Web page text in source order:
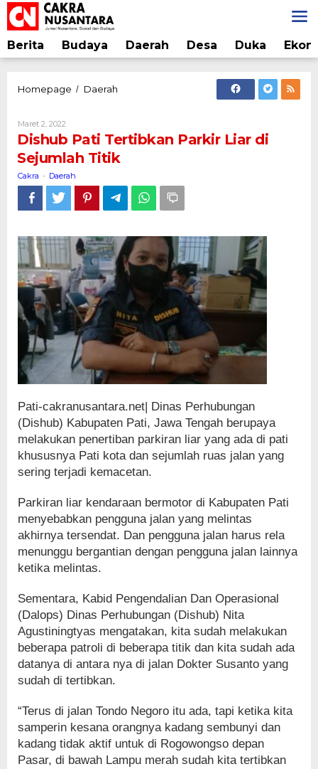
Lewati
ke
konten
Berita Budaya Daerah Desa Duka
Homepage / Daerah
Parkir
Liar
di
Titik
Maret 2, 2022
Cakra
Dishub Pati Tertibkan Parkir Liar di
Sejumlah Titik
Cakra - Daerah
Pati-cakranusantara.net| Dinas Perhubungan
(Dishub) Kabupaten Pati, Jawa Tengah berupaya
melakukan penertiban parkiran liar yang ada di pati
khususnya Pati kota dan sejumlah ruas jalan yang
sering terjadi kemacetan.
Parkiran liar kendaraan bermotor di Kabupaten Pati
menyebabkan pengguna jalan yang melintas
akhirnya tersendat. Dan pengguna jalan harus rela
menunggu bergantian dengan pengguna jalan lainnya
ketika melintas.
Sementara, Kabid Pengendalian Dan Operasional
(Dalops) Dinas Perhubungan (Dishub) Nita
Agustiningtyas mengatakan, kita sudah melakukan
beberapa patroli di beberapa titik dan kita sudah ada
datanya di antara nya di jalan Dokter Susanto yang
sudah di tertibkan.
“Terus di jalan Tondo Negoro itu ada, tapi ketika kita
samperin kesana orangnya kadang sembunyi dan
kadang tidak aktif untuk di Rogowongso depan
Pasar, di bawah Lampu merah sudah kita tertibkan